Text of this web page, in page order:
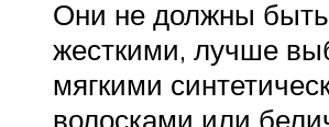
Они не должны
жесткими, лучше
мягкими
волосками или